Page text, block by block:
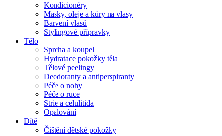
Kondicionéry
Masky, oleje a kúry na vlasy
Barvení vlasů
Stylingové přípravky
Tělo
Sprcha a koupel
Hydratace pokožky těla
Tělové peelingy
Deodoranty a antiperspiranty
Péče o nohy
Péče o ruce
Strie a celulitida
Opalování
Dítě
Čištění dětské pokožky